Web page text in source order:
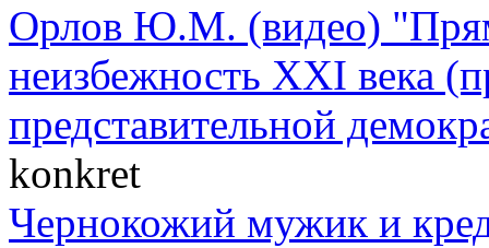
Орлов Ю.М. (видео)
неизбежность XXI века
представительной
konkret
Чернокожий мужик и